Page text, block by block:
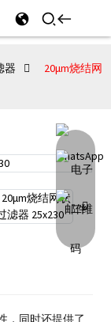
器
20μm烧结网
，同时还提供了